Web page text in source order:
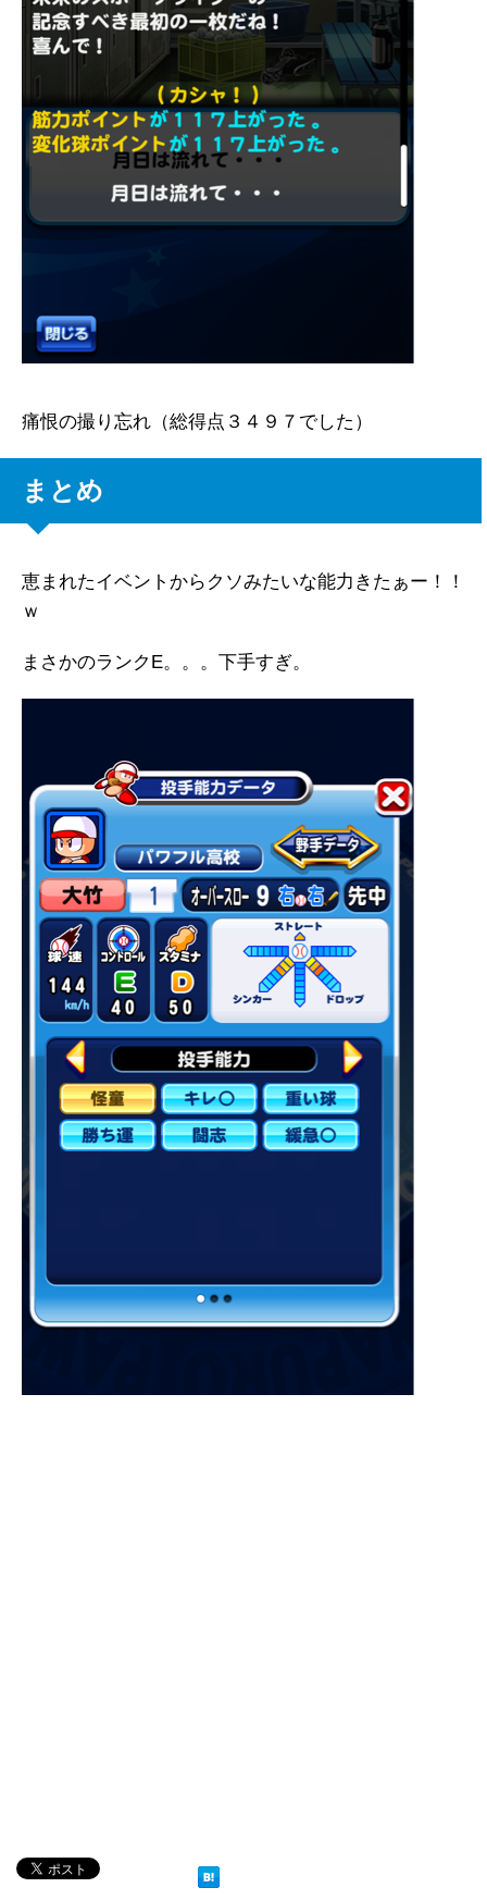
痛恨の撮り忘れ（総得点３４９７でした）
まとめ
恵まれたイベントからクソみたいな能力きたぁー！！
ｗ
まさかのランクE。。。下手すぎ。